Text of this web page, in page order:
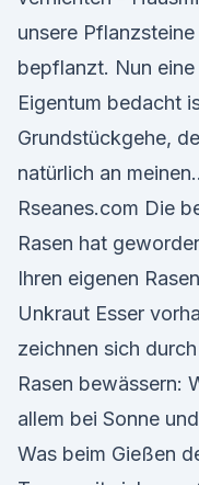
unsere
bepflanzt. Nun
Eigentum bedacht
Grundstückgehe,
natürlich an
Rseanes.com Die
Rasen hat
Ihren eigenen
Unkraut Esser
zeichnen sich
Rasen bewässern:
allem bei Sonne
Was beim Gießen